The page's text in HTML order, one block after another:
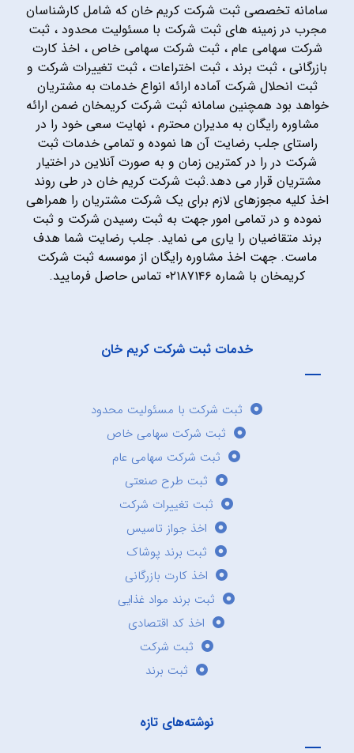
سامانه تخصصی ثبت شرکت کریم خان که شامل کارشناسان
مجرب در زمینه های ثبت شرکت با مسئولیت محدود ، ثبت
شرکت سهامی عام ، ثبت شرکت سهامی خاص ، اخذ کارت
بازرگانی ، ثبت برند ، ثبت اختراعات ، ثبت تغییرات شرکت و
ثبت انحلال شرکت آماده ارائه انواع خدمات به مشتریان
خواهد بود همچنین سامانه ثبت شرکت کریمخان ضمن ارائه
مشاوره رایگان به مدیران محترم ، نهایت سعی خود را در
راستای جلب رضایت آن ها نموده و تمامی خدمات ثبت
شرکت در را در کمترین زمان و به صورت آنلاین در اختیار
مشتریان قرار می دهد.ثبت شرکت کریم خان در طی روند
اخذ کلیه مجوزهای لازم برای یک شرکت مشتریان را همراهی
نموده و در تمامی امور جهت به ثبت رسیدن شرکت و ثبت
برند متقاضیان را یاری می نماید. جلب رضایت شما هدف
ماست. جهت اخذ مشاوره رایگان از موسسه ثبت شرکت
کریمخان با شماره ۰۲۱۸۷۱۴۶ تماس حاصل فرمایید.
خدمات ثبت شرکت کریم خان
ثبت شرکت با مسئولیت محدود
ثبت شرکت سهامی خاص
ثبت شرکت سهامی عام
ثبت طرح صنعتی
ثبت تغییرات شرکت
اخذ جواز تاسیس
ثبت برند پوشاک
اخذ کارت بازرگانی
ثبت برند مواد غذایی
اخذ کد اقتصادی
ثبت شرکت
ثبت برند
نوشته‌های تازه